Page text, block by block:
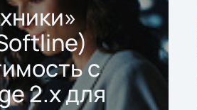
с
2.x для